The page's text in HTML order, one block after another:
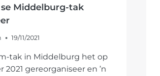
Middelburg-tak
19/11/2021
tak in Middelburg het op
2021 gereorganiseer en ’n